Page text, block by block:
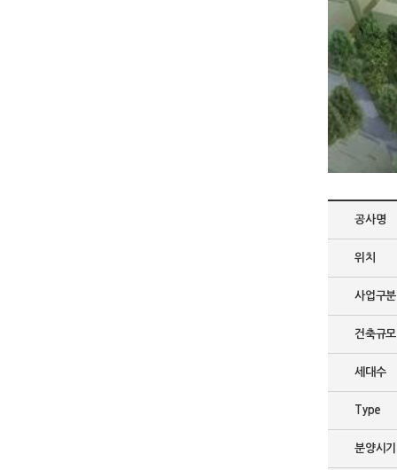
공사명
위치
사업구분
건축규모
세대수
Type
분양시기